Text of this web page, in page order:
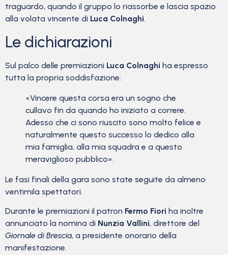
traguardo, quando il gruppo lo riassorbe e lascia spazio
alla volata vincente di Luca Colnaghi.
Le dichiarazioni
Sul palco delle premiazioni Luca Colnaghi ha espresso
tutta la propria soddisfazione:
«Vincere questa corsa era un sogno che
cullavo fin da quando ho iniziato a correre.
Adesso che ci sono riuscito sono molto felice e
naturalmente questo successo lo dedico alla
mia famiglia, alla mia squadra e a questo
meraviglioso pubblico».
Le fasi finali della gara sono state seguite da almeno
ventimila spettatori.
Durante le premiazioni il patron Fermo Fiori ha inoltre
annunciato la nomina di Nunzia Vallini, direttore del
Giornale di Brescia, a presidente onorario della
manifestazione.